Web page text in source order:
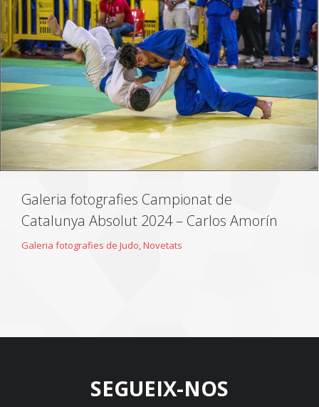
Galeria fotografies Campionat de
Catalunya Absolut 2024 – Carlos Amorín
Galeria fotografies de Judo,Novetats
SEGUEIX-NOS